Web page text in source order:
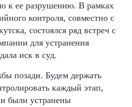
к ее разрушению. В рамках
контроля, совместно с
состоялся ряд встреч с
для устранения
иск в суд.
позади. Будем держать
каждый этап,
были устранены